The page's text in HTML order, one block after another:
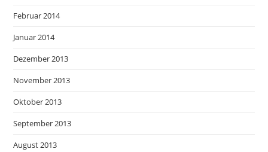
Februar 2014
Januar 2014
Dezember 2013
November 2013
Oktober 2013
September 2013
August 2013